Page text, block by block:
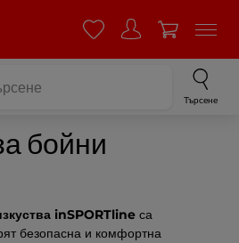
Търсене
бойни
inSPORTline са
безопасна и комфортна